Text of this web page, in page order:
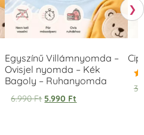
Egyszínű Villámnyomda –
Ovisjel nyomda – Kék
Bagoly – Ruhanyomda
6.990Ft 5.990 Ft
❯